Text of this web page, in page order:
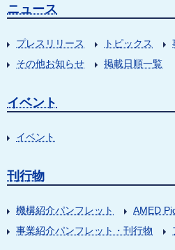
ニュース
プレスリリース トピックス
その他お知らせ
掲載日順一覧
イベント
イベント
刊行物
機構紹介パンフレット AMED
事業紹介パンフレット・刊行物